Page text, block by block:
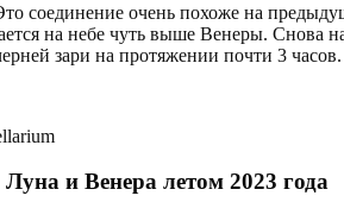
соединение очень похоже на
на небе чуть выше Венеры. Снова
зари на протяжении почти 3 часов.
Луна и Венера летом 2023 года